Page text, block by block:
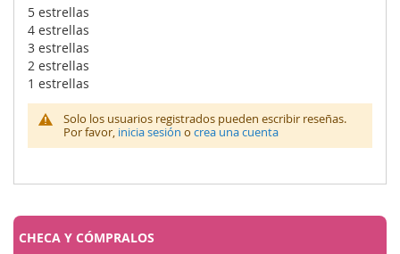
% of100
5 estrellas
4 estrellas
3 estrellas
2 estrellas
1 estrellas
Solo los usuarios registrados pueden escribir reseñas.
Por favor, inicia sesión o crea una cuenta
CHECA Y CÓMPRALOS